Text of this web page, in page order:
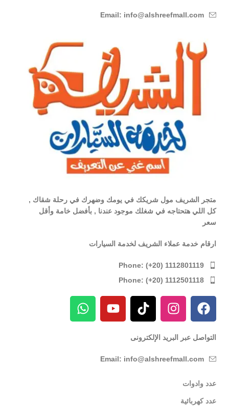
Email: info@alshreefmall.com
متجر الشريف مول شريكك في يومك وضهرك في رحلة شقاك ,
كل اللي هتحتاجه في شغلك موجود عندنا , بأفضل خامة وأقل
سعر
ارقام خدمة عملاء الشريف لخدمة السيارات
Phone: (+20) 1112801119
Phone: (+20) 1112501118
التواصل عبر البريد الإلكترونى
Email: info@alshreefmall.com
عدد وادوات
عدد كهربائية